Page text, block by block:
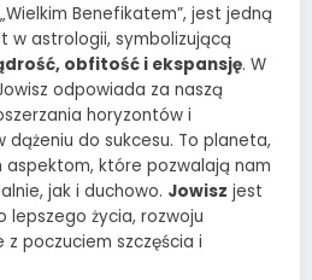
Benefikatem”, jest jedną
w astrologii, symbolizującą
obfitość i ekspansję. W
odpowiada za naszą
horyzontów i
do sukcesu. To planeta,
aspektom, które pozwalają nam
jak i duchowo. Jowisz jest
lepszego życia, rozwoju
poczuciem szczęścia i